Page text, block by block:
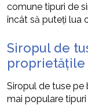
comune tipuri de
încât să puteți lua
Siropul de
proprietățile
Siropul de tuse pe
mai populare